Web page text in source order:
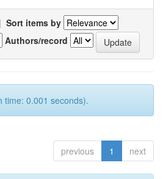
| Sort items by
Authors/record
time: 0.001 seconds).
previous 1 next